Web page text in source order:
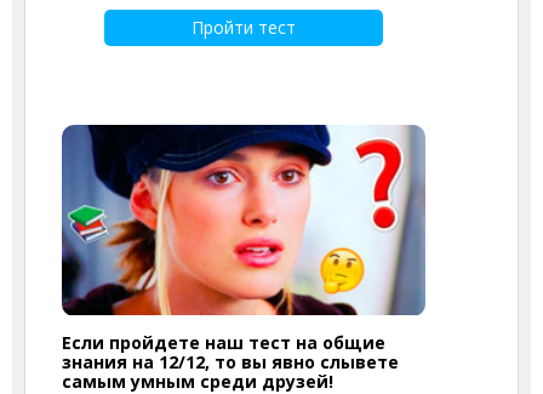
Пройти тест
Если пройдете наш тест на общие
знания на 12/12, то вы явно слывете
самым умным среди друзей!